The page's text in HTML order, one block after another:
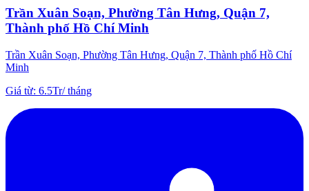
Trần Xuân Soạn, Phường Tân Hưng, Quận 7,
Thành phố Hồ Chí Minh
Trần Xuân Soạn, Phường Tân Hưng, Quận 7, Thành phố Hồ Chí
Minh
Giá từ: 6.5Tr/tháng